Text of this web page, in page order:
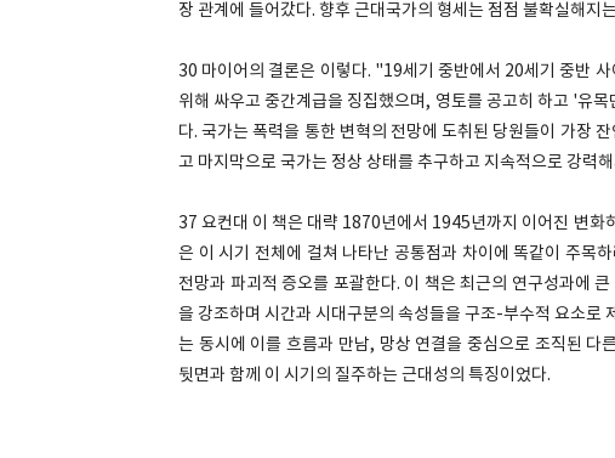
장 관계에 들어갔다. 향후 근대국가의 형세는 점점 불확실해지
30 마이어의 결론은 이렇다. "19세기 중반에서 20세기 중반
위해 싸우고 중간계급을 징집했으며, 영토를 공고히 하고 '유
다. 국가는 폭력을 통한 변혁의 전망에 도취된 당원들이 가장
고 마지막으로 국가는 정상 상태를 추구하고 지속적으로 강력
37 요컨대 이 책은 대략 1870년에서 1945년까지 이어진 변화
은 이 시기 전체에 걸쳐 나타난 공통점과 차이에 똑같이 주목
전망과 파괴적 증오를 포괄한다. 이 책은 최근의 연구성과에
을 강조하며 시간과 시대구분의 속성들을 구조-부수적 요소로
는 동시에 이를 흐름과 만남, 망상 연결을 중심으로 조직된 다
뒷면과 함께 이 시기의 질주하는 근대성의 특징이었다.